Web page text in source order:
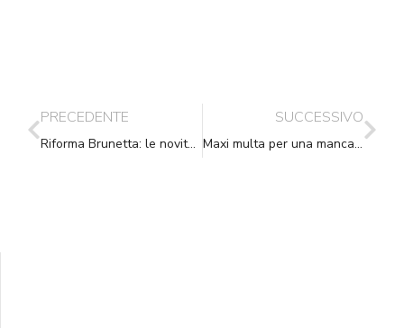
PRECEDENTE
Riforma Brunetta: le novità approvate dal Consiglio dei Ministri
SUCCESSIVO
Maxi multa per una mancata notifica